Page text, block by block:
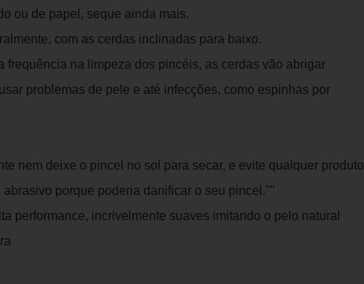
ou de papel, seque ainda mais.
com as cerdas inclinadas para baixo.
frequência na limpeza dos pincéis, as cerdas vão abrigar
problemas de pele e até infecções, como espinhas por
nem deixe o pincel no sol para secar, e evite qualquer produto
porque poderia danificar o seu pincel.""
performance, incrivelmente suaves imitando o pelo natural